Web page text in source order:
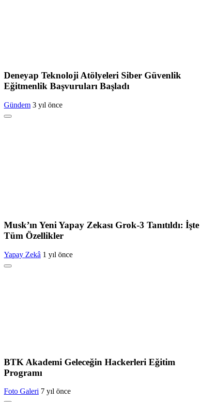
Deneyap Teknoloji Atölyeleri Siber Güvenlik
Eğitmenlik Başvuruları Başladı
Gündem 3 yıl önce
Musk’ın Yeni Yapay Zekası Grok-3 Tanıtıldı: İşte
Tüm Özellikler
Yapay Zekâ 1 yıl önce
BTK Akademi Geleceğin Hackerleri Eğitim
Programı
Foto Galeri 7 yıl önce